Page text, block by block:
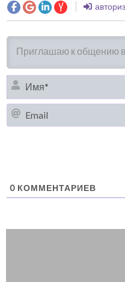
0 КОММЕНТАРИЕВ